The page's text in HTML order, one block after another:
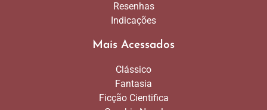
Resenhas
Indicações
Mais Acessados
Clássico
Fantasia
Ficção Cientifica